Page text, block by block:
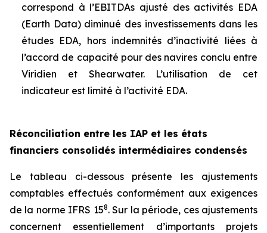
correspond à l’EBITDAs ajusté des activités EDA
(Earth Data) diminué des investissements dans les
études EDA, hors indemnités d’inactivité liées à
l’accord de capacité pour des navires conclu entre
Viridien et Shearwater. L’utilisation de cet
indicateur est limité à l’activité EDA.
Réconciliation entre les IAP et les états
financiers consolidés intermédiaires condensés
Le tableau ci-dessous présente les ajustements
comptables effectués conformément aux exigences
de la norme IFRS 158. Sur la période, ces ajustements
concernent essentiellement d’importants projets